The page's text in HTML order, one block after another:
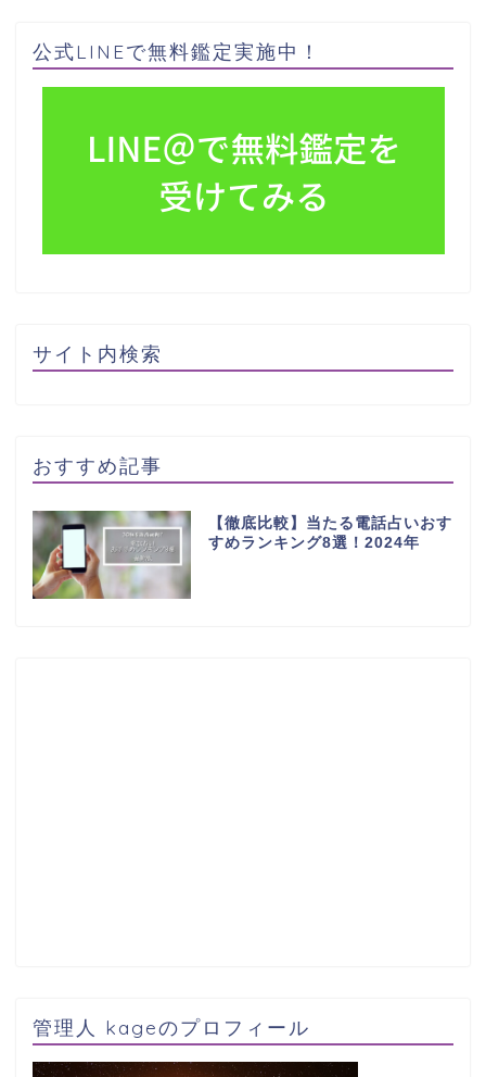
公式LINEで無料鑑定実施中！
サイト内検索
おすすめ記事
【徹底比較】当たる電話占いおす
すめランキング8選！2024年
管理人 kageのプロフィール